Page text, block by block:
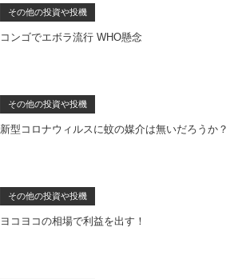
その他の投資や投機
コンゴでエボラ流行 WHO懸念
その他の投資や投機
新型コロナウィルスに蚊の媒介は無いだろうか？
その他の投資や投機
ヨコヨコの相場で利益を出す！